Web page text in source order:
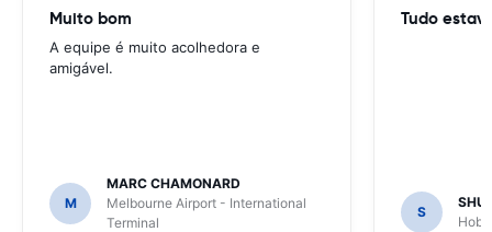
Muito bom
A equipe é muito acolhedora e
amigável.
M
MARC CHAMONARD
Melbourne Airport - International
Terminal
Tudo
S